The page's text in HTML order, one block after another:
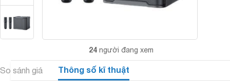
24 người đang xem
So sánh giá Thông số kĩ thuật